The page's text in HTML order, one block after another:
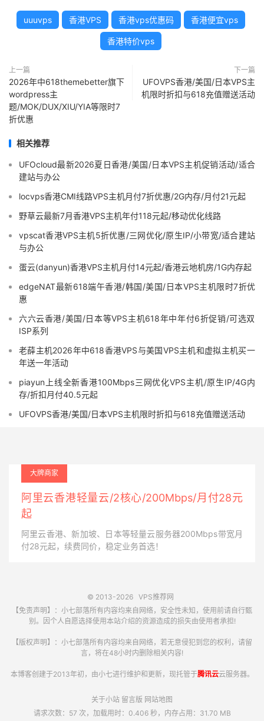
uuuvps 香港VPS 香港vps优惠码 香港便宜vps
香港特价vps
上一篇
2026年中618themebetter旗下
wordpress主
题/MOK/DUX/XIU/YIA等限时7
折优惠
下一篇
UFOVPS香港/美国/日本VPS主
机限时折扣与618充值赠送活动
相关推荐
UFOcloud最新2026夏日香港/美国/日本VPS主机促销活动/适合
建站与办公
locvps香港CMI线路VPS主机月付7折优惠/2G内存/月付21元起
野草云最新7月香港VPS主机年付118元起/移动优化线路
vpscat香港VPS主机5折优惠/三网优化/原生IP/小带宽/适合建站
与办公
蛋云(danyun)香港VPS主机月付14元起/香港云地机房/1G内存起
edgeNAT最新618端午香港/韩国/美国/日本VPS主机限时7折优
惠
六六云香港/美国/日本等VPS主机618年中年付6折促销/可选双
ISP系列
老薛主机2026年中618香港VPS与美国VPS主机和虚拟主机买一
年送一年活动
piayun上线全新香港100Mbps三网优化VPS主机/原生IP/4G内
存/折扣月付40.5元起
UFOVPS香港/美国/日本VPS主机限时折扣与618充值赠送活动
大牌商家
阿里云香港轻量云/2核心/200Mbps/月付28元
起
阿里云香港、新加坡、日本等轻量云服务器200Mbps带宽月
付28元起，续费同价，稳定业务首选！
© 2013-2026 VPS推荐网
【免责声明】：小七部落所有内容均来自网络，安全性未知，使用前请自行甄
别。因个人自愿选择使用本站介绍的资源造成的损失由使用者承担!
【版权声明】：小七部落所有内容均来自网络，若无意侵犯到您的权利，请留
言，将在48小时内删除相关内容!
本博客创建于2013年初，由小七进行维护和更新，现托管于腾讯云云服务器。
关于小站 留言版 网站地图
请求次数：57 次，加载用时：0.406 秒，内存占用：31.70 MB